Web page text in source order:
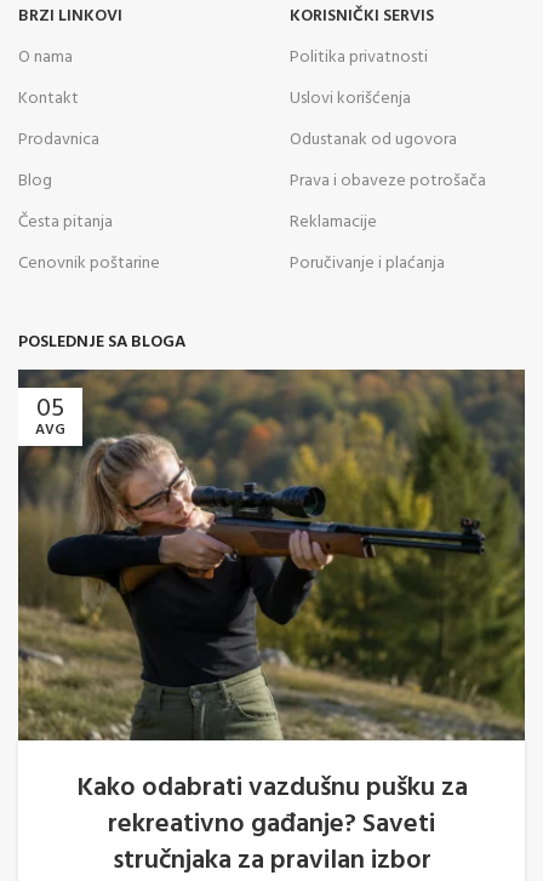
BRZI LINKOVI
O nama
Kontakt
Prodavnica
Blog
Česta pitanja
Cenovnik poštarine
KORISNIČKI SERVIS
Politika privatnosti
Uslovi korišćenja
Odustanak od ugovora
Prava i obaveze potrošača
Reklamacije
Poručivanje i plaćanja
POSLEDNJE SA BLOGA
05
AVG
Kako odabrati vazdušnu pušku za
rekreativno gađanje? Saveti
stručnjaka za pravilan izbor